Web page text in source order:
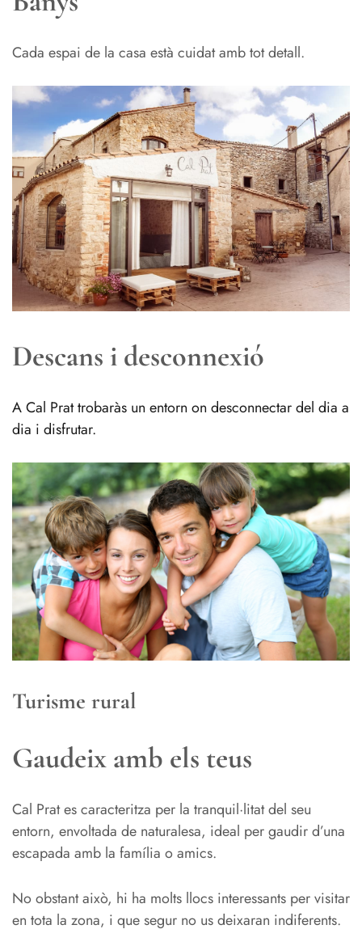
Cada espai de la casa està cuidat amb tot detall.
Descans i desconnexió
A Cal Prat trobaràs un entorn on desconnectar del dia a
dia i disfrutar.
Turisme rural
Gaudeix amb els teus
Cal Prat es caracteritza per la tranquil·litat del seu
entorn, envoltada de naturalesa, ideal per gaudir d’una
escapada amb la família o amics.
No obstant això, hi ha molts llocs interessants per visitar
en tota la zona, i que segur no us deixaran indiferents.